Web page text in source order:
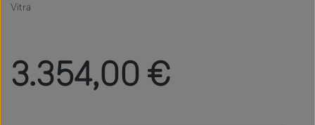
Vitra
3.354,00 €